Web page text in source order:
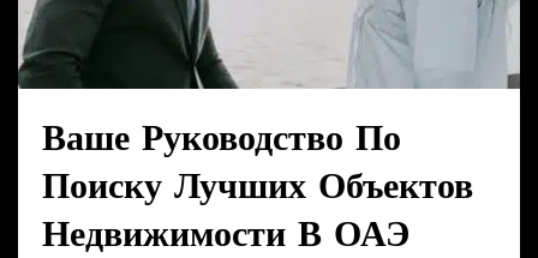
Ваше Руководство По
Поиску Лучших Объектов
Недвижимости В ОАЭ